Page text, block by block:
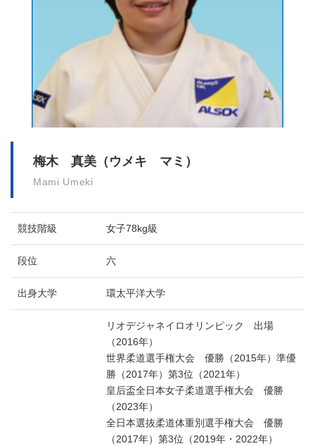
梅木 真美（ウメキ マミ）
Mami Umeki
競技階級 女子78kg級
段位 六
出身大学 環太平洋大学
リオデジャネイロオリンピック 出場
（2016年）
世界柔道選手権大会 優勝（2015年）準優
勝（2017年）第3位（2021年）
皇后盃全日本女子柔道選手権大会 優勝
（2023年）
全日本選抜柔道体重別選手権大会 優勝
（2017年）第3位（2019年・2022年）